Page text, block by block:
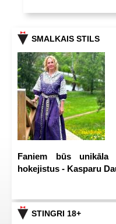
SMALKAIS STILS
Faniem būs unikāla
hokejistus - Kasparu
STINGRI 18+